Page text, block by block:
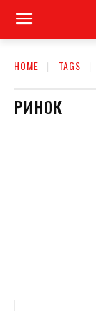
HOME TAGS
РИНОК